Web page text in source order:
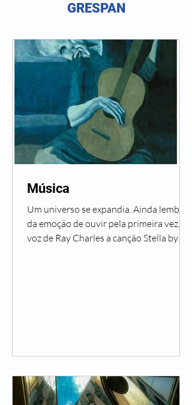
GRESPAN
Música
Um universo se expandia. Ainda lembro
da emoção de ouvir pela primeira vez, na
voz de Ray Charles a canção Stella by